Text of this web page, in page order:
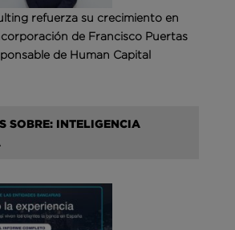
refuerza su crecimiento en
de Francisco Puertas
de Human Capital
SOBRE: INTELIGENCIA